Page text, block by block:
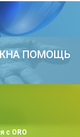
ПОМОЩЬ
с ORO